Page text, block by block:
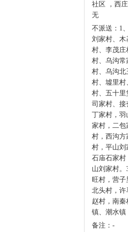
社区 ，西
无
不派送：1
刘家村、木
村、李茂庄
村、乌沟常
村、乌沟北
村、墟里村
村、五十里
司家村、接
丁家村，羽
家村，二包
村，西沟方
村，平山刘
石庙石家村
山刘家村
旺村，营
北头村，许
赵村，南
镇、潮水镇
备注：-